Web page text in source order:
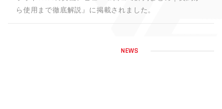
ら使用まで徹底解説』に掲載されました。
NEWS